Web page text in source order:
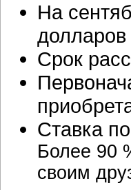
На
Срок
Ставка
Более 90
своим